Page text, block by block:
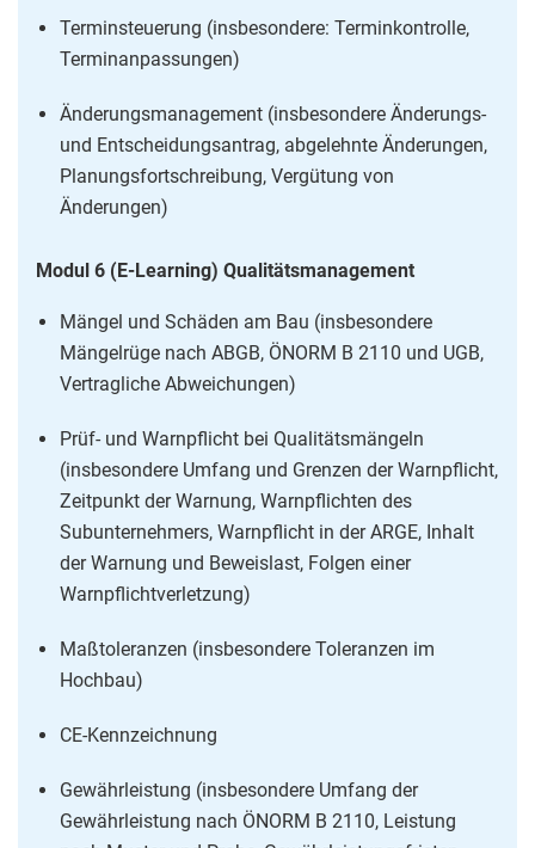
Terminsteuerung (insbesondere: Terminkontrolle,
Terminanpassungen)
Änderungsmanagement (insbesondere Änderungs-
und Entscheidungsantrag, abgelehnte Änderungen,
Planungsfortschreibung, Vergütung von
Änderungen)
Modul 6 (E-Learning) Qualitätsmanagement
Mängel und Schäden am Bau (insbesondere
Mängelrüge nach ABGB, ÖNORM B 2110 und UGB,
Vertragliche Abweichungen)
Prüf- und Warnpflicht bei Qualitätsmängeln
(insbesondere Umfang und Grenzen der Warnpflicht,
Zeitpunkt der Warnung, Warnpflichten des
Subunternehmers, Warnpflicht in der ARGE, Inhalt
der Warnung und Beweislast, Folgen einer
Warnpflichtverletzung)
Maßtoleranzen (insbesondere Toleranzen im
Hochbau)
CE-Kennzeichnung
Gewährleistung (insbesondere Umfang der
Gewährleistung nach ÖNORM B 2110, Leistung